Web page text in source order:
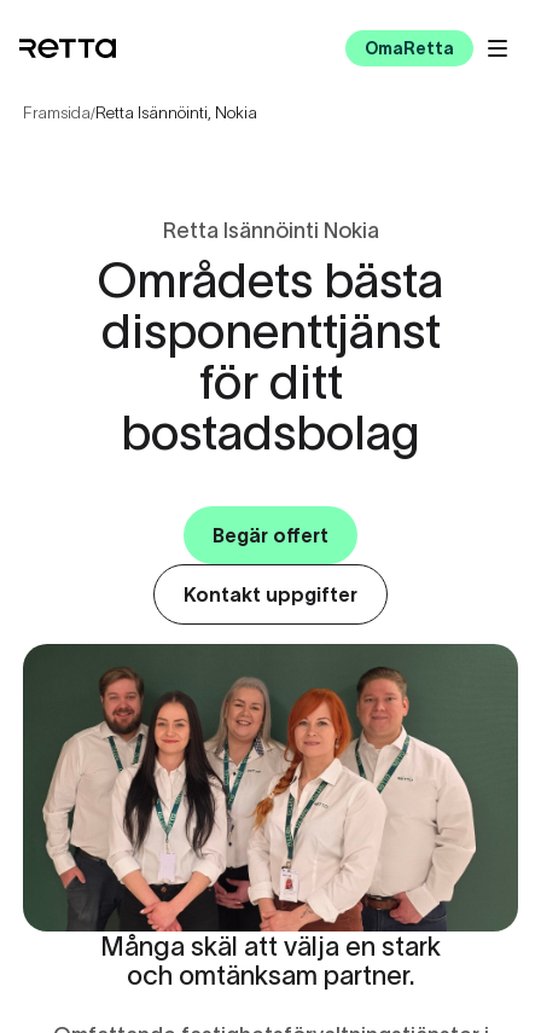
OmaRetta
Framsida/Retta Isännöinti, Nokia
Retta Isännöinti Nokia
Områdets bästa
disponenttjänst
för ditt
bostadsbolag
Begär offert
Kontakt uppgifter
Många skäl att välja en stark
och omtänksam partner.